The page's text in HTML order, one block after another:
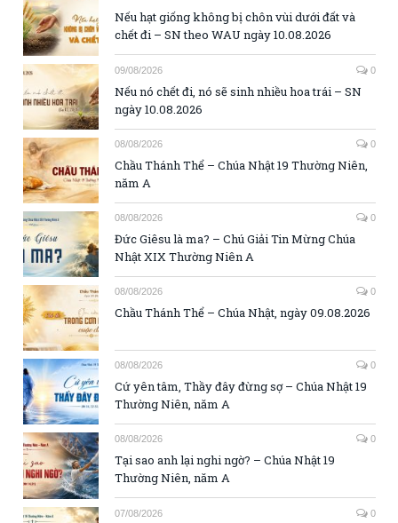
Nếu hạt giống không bị chôn vùi dưới đất và
chết đi – SN theo WAU ngày 10.08.2026
09/08/2026 0
Nếu nó chết đi, nó sẽ sinh nhiều hoa trái – SN
ngày 10.08.2026
08/08/2026 0
Chầu Thánh Thể – Chúa Nhật 19 Thường Niên,
năm A
08/08/2026 0
Đức Giêsu là ma? – Chú Giải Tin Mừng Chúa
Nhật XIX Thường Niên A
08/08/2026 0
Chầu Thánh Thể – Chúa Nhật, ngày 09.08.2026
08/08/2026 0
Cứ yên tâm, Thầy đây đừng sợ – Chúa Nhật 19
Thường Niên, năm A
08/08/2026 0
Tại sao anh lại nghi ngờ? – Chúa Nhật 19
Thường Niên, năm A
07/08/2026 0